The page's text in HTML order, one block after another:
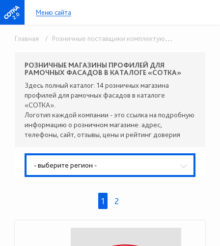
2.0 Меню сайта
Главная / Розничные поставщики комплектующих
РОЗНИЧНЫЕ МАГАЗИНЫ ПРОФИЛЕЙ ДЛЯ
РАМОЧНЫХ ФАСАДОВ В КАТАЛОГЕ «СОТКА»
Здесь полный каталог: 14 розничных магазина
профилей для рамочных фасадов в каталоге
«СОТКА».
Логотип каждой компании - это ссылка на подробную
информацию о розничном магазине: адрес,
телефоны, сайт, отзывы, цены и рейтинг доверия
- выберите регион -
1 2